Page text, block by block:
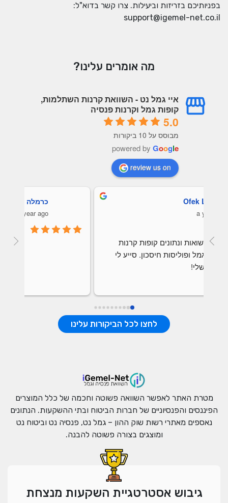
בפניותיכם בזריזות וביעילות. צרו קשר בדוא"ל:
support@igemel-net.co.il
מה אומרים עלינו?
איי גמל נט - השוואת קרנות השתלמות,
קופות גמל וקרנות פנסיה
5.0
מבוסס על 10 ביקורות
powered by Google
review us on
אתר מעולה!!!
לחצו לכל הביקורות עלינו
מטרת האתר לאפשר השוואה פשוטה וחכמה של כלל המוצרים
הפיננסים והפנסיוניים של חברות הביטוח ובתי ההשקעות. הנתונים
נאספים מאתרי רשות שוק ההון – גמל נט, פנסיה נט וביטוח נט
ומוצגים בצורה פשוטה להבנה.
גיבוש אסטרטגיית השקעות מנצחת